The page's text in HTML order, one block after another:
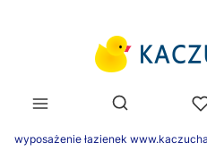
Otwórz
wyposażenie łazienek